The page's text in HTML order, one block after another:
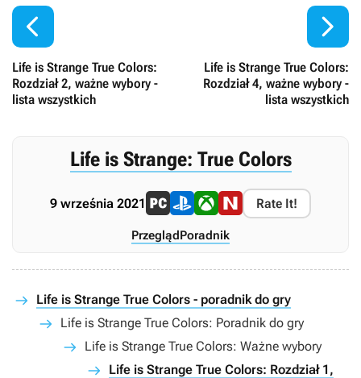

Life is Strange True Colors:
Rozdział 2, ważne wybory -
lista wszystkich
Life is Strange True Colors:
Rozdział 4, ważne wybory -
lista wszystkich

Life is Strange: True Colors
9 września 2021 Rate It!
PrzeglądPoradnik
Life is Strange True Colors - poradnik do gry
Life is Strange True Colors: Poradnik do gry
Life is Strange True Colors: Ważne wybory
Life is Strange True Colors: Rozdział 1,